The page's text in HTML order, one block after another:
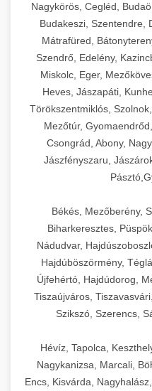
Nagykörös, Cegléd,
Budakeszi, Szentendre,
Mátrafüred,
Szendrő, Edelény,
Miskolc, Eger,
Heves, Jászapáti,
Törökszentmiklós,
Mezőtúr,
Csongrád, Abony,
Jászfényszaru,
Békés, Mezőberény,
Biharkeresztes,
Nádudvar,
Hajdúböszörmény,
Újfehértó, Hajdúdorog,
Tiszaújváros,
Szikszó, Szerencs,
Hévíz, Tapolca,
Nagykanizsa, Marcali,
Encs, Kisvárda,